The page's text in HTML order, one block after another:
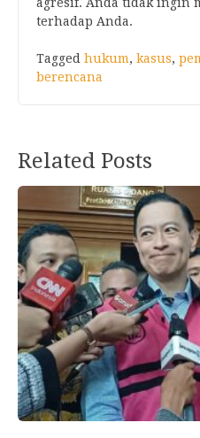
terhadap Anda.
Tagged hukum, kasus,
berencana
Related Posts